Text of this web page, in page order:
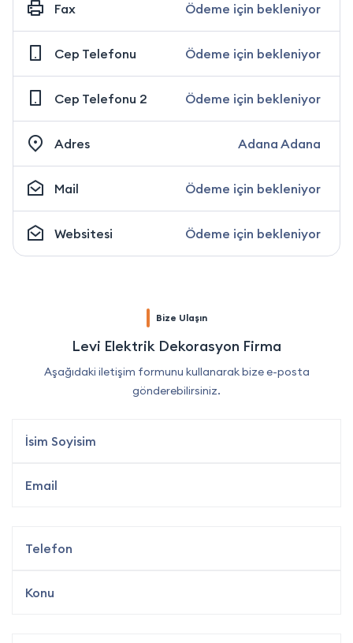
Fax Ödeme için bekleniyor
Cep Telefonu Ödeme için bekleniyor
Cep Telefonu 2 Ödeme için bekleniyor
Adres Adana Adana
Mail Ödeme için bekleniyor
Websitesi Ödeme için bekleniyor
Bize Ulaşın
Levi Elektrik Dekorasyon Firma
Aşağıdaki iletişim formunu kullanarak bize e-posta
gönderebilirsiniz.